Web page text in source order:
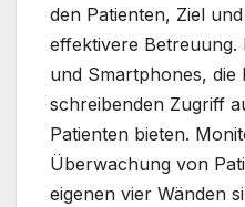
den Patienten, Ziel
effektivere Betreuung.
und Smartphones, die
schreibenden Zugriff
Patienten bieten.
Überwachung von
eigenen vier Wänden